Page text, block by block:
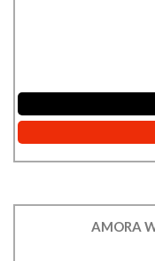
AMORA